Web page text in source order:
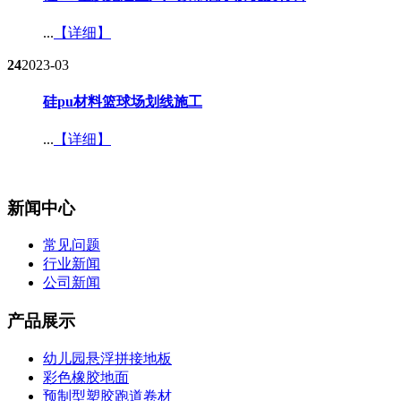
... 【详细】
242023-03
硅pu材料篮球场划线施工​
... 【详细】
新闻中心
常见问题
行业新闻
公司新闻
产品展示
幼儿园悬浮拼接地板
彩色橡胶地面
预制型塑胶跑道卷材